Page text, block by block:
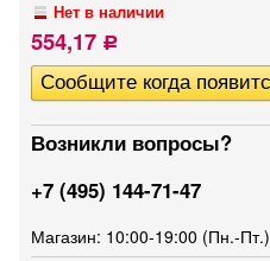
Нет в наличии
554,17 Р
Возникли вопросы?
+7 (495) 144-71-47
Магазин: 10:00-19:00 (Пн.-Пт.)